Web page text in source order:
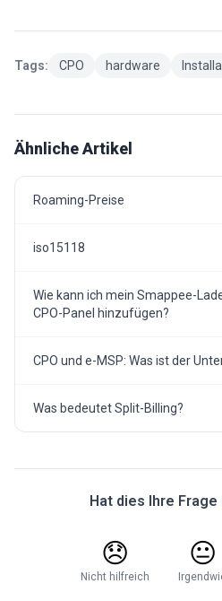
Tags: CPO hardware
Ähnliche Artikel
Roaming-Preise
iso15118
Wie kann ich mein Smappee-
CPO-Panel hinzufügen?
CPO und e-MSP: Was ist der
Was bedeutet Split-Billing?
Hat dies Ihre
😞
Nicht hilfreich
😐